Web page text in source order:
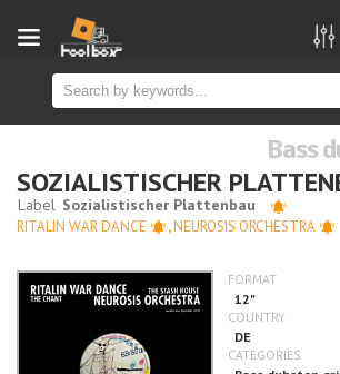
Bass
SOZIALISTISCHER
RITALIN WAR DANCE ,NEUROSIS ORCHESTRA